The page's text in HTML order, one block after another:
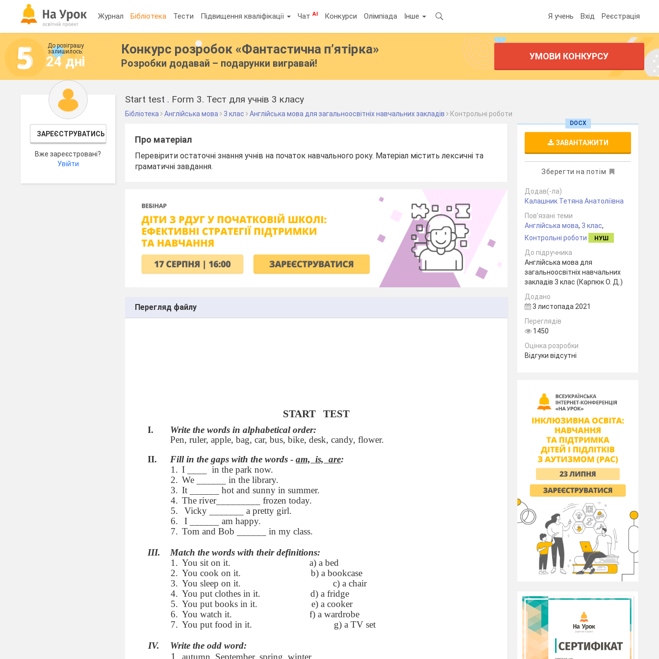
Журнал Бібліотека Тести Підвищення кваліфікації ЧатAI Конкурси Олімпіада Інше Я учень Вхід Реєстрація
До розіграшу
залишилось:
24 дні
Конкурс розробок «Фантастична п’ятірка»
Розробки додавай – подарунки вигравай!
УМОВИ КОНКУРСУ
ЗАРЕЄСТРУВАТИСЬ
Вже зареєстровані?
Увійти
Start test . Form 3. Тест для учнів 3 класу
Бібліотека Англійська мова 3 клас Англійська мова для загальноосвітніх навчальних закладів Контрольні роботи
Про матеріал
Перевірити остаточні знання учнів на початок навчального року. Матеріал містить лексичні та
граматичні завдання.
Перегляд файлу
START TEST
Write the words in alphabetical order:
Pen, ruler, apple, bag, car, bus, bike, desk, candy, flower.
Fill in the gaps with the words -am, is, are:
I ____ in the park now.
We ______ in the library.
It ______ hot and sunny in summer.
The river_________ frozen today.
Vicky _______ a pretty girl.
I ______ am happy.
Tom and Bob ______ in my class.
Match the words with their definitions:
You sit on it.
a) a bed
You cook on it.
b) a bookcase
You sleep on it.
c) a chair
You put clothes in it.
d) a fridge
You put books in it.
e) a cooker
You watch it.
f) a wardrobe
You put food in it.
g) a TV set
Write the odd word:
autumn, September, spring, winter.
DOCX
ЗАВАНТАЖИТИ
Зберегти на потім
Додав(-ла)
Калашник Тетяна Анатоліївна
Пов’язані теми
Англійська мова, 3 клас,
Контрольні роботи
НУШ
До підручника
Англійська мова для
загальноосвітніх навчальних
закладів 3 клас (Карпюк О. Д.)
Додано
3 листопада 2021
Переглядів
1450
Оцінка розробки
Відгуки відсутні